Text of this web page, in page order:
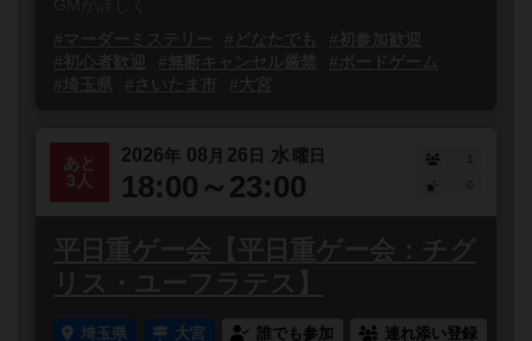
GMが詳しく...
#マーダーミステリー
#どなたでも
#初参加歓迎
#初心者歓迎
#無断キャンセル厳禁
#ボードゲーム
#埼玉県
#さいたま市 #大宮
あと
3人
2026年 08 月 26 日 水 曜日
18:00～23:00
1
平日重ゲー会【平日重ゲー会：チグ
リス・ユーフラテス】
埼玉県 大宮 誰でも参加 連れ添い登録